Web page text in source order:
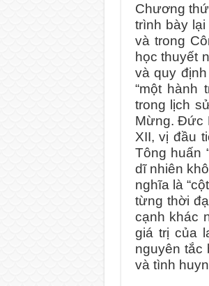
Chương
trình bày
và trong
học thuyết
và quy
“một hành
trong lịch
Mừng. Đức
XII, vị đầu
Tông huấn
dĩ nhiên
nghĩa là
từng thời
cạnh khác
giá trị của
nguyên tắc
và tình